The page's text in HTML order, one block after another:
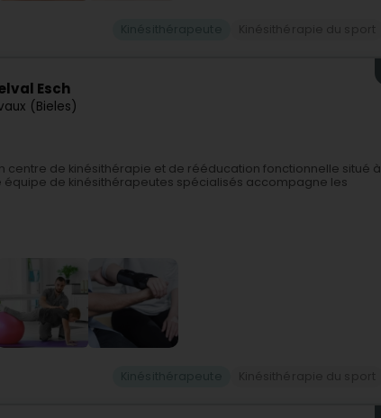
Esch
(Bieles)
centre de kinésithérapie et de rééducation fonctionnelle situé à
équipe de kinésithérapeutes spécialisés accompagne les